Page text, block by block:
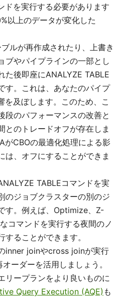
ドを実行する必要があります
以上のデータが変化した
ルが再作成されたり、上書き
ブやパイプラインの一部とし
た後即座にANALYZE TABLE
す。これは、あなたのパイプ
を及ぼします。このため、こ
段のパフォーマンスの改善と
とのトレードオフが存在しま
がCBOの最適化処理による影
は、オフにすることができま
TABLEコマンドを実
のジョブクラスターの別のジ
す。例えば、Optimize、Z-
コマンドを実行する夜間のノ
ることができます。
inner joinやcross joinが実行
ーダーを活用しましょう。
リープランをより良いものに
Query Execution (AQE) も